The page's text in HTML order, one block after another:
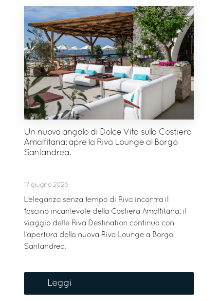
Un nuovo angolo di Dolce Vita sulla Costiera
Amalfitana: apre la Riva Lounge al Borgo
Santandrea.
17 giugno 2026
L’eleganza senza tempo di Riva incontra il
fascino incantevole della Costiera Amalfitana: il
viaggio delle Riva Destination continua con
l’apertura della nuova Riva Lounge a Borgo
Santandrea.
Leggi